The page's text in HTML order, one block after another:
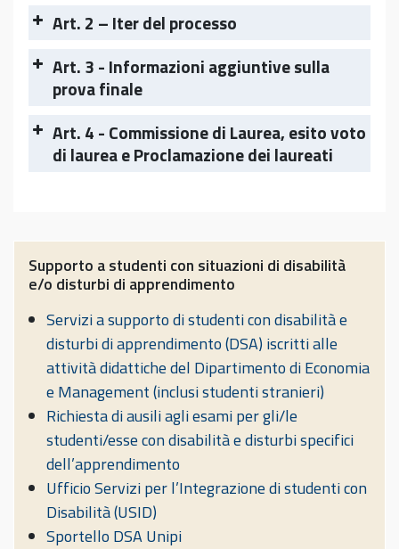
dopo aver verbalizzato almeno 90 CFU.
SOLO tramite portale
Art. 2 – Iter del processo
almeno 90 CFU.
Prima di procedere alla richiesta di tesi
tramite portale
l’oggetto e il titolo della
tesi
discussa in uno dei
6 appelli previsti nell’anno accademico
Art. 3 - Informazioni aggiuntive sulla
prova finale
Art. 4 - Commissione di Laurea, esito voto
di laurea e Proclamazione dei laureati
Supporto a studenti con situazioni di disabilità
e/o disturbi di apprendimento
Servizi a supporto di studenti con disabilità e
disturbi di apprendimento (DSA) iscritti alle
attività didattiche del Dipartimento di Economia
e Management (inclusi studenti stranieri)
Richiesta di ausili agli esami per gli/le
studenti/esse con disabilità e disturbi specifici
dell’apprendimento
Ufficio Servizi per l’Integrazione di studenti con
Disabilità (USID)
Sportello DSA Unipi